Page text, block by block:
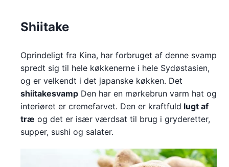
Shiitake
Oprindeligt fra Kina, har forbruget af denne svamp
spredt sig til hele køkkenerne i hele Sydøstasien,
og er velkendt i det japanske køkken. Det
shiitakesvamp Den har en mørkebrun varm hat og
interiøret er cremefarvet. Den er kraftfuld lugt af
træ og det er især værdsat til brug i gryderetter,
supper, sushi og salater.